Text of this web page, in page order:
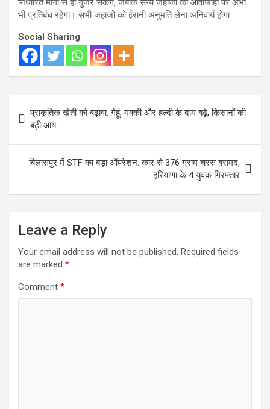
निर्धारित मार्गों से ही गुजर सकेंगे, जबकि सैन्य जहाजों की आवाजाही पर अभी
भी प्रतिबंध रहेगा। सभी जहाजों को ईरानी अनुमति लेना अनिवार्य होगा
Social Sharing
navigation
प्राकृतिक खेती को बढ़ावा: गेहूं, मक्की और हल्दी के दाम बढ़े, किसानों की
बढ़ी आय
बिलासपुर में STF का बड़ा ऑपरेशन: कार से 376 ग्राम चरस बरामद,
हरियाणा के 4 युवक गिरफ्तार
Leave a Reply
Your email address will not be published. Required fields
are marked *
Comment *